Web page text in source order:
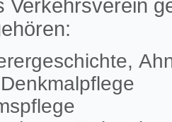
Verkehrsverein